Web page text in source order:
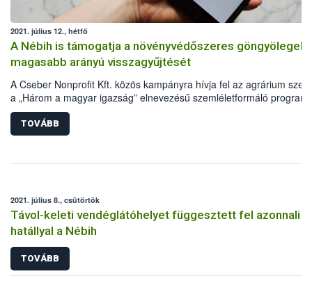
2021. július 12., hétfő
A Nébih is támogatja a növényvédőszeres göngyölegek
magasabb arányú visszagyűjtését
A Cseber Nonprofit Kft. közös kampányra hívja fel az agrárium
a „Három a magyar igazság” elnevezésű szemléletformáló program
részeként. A kezdeményezés lényege a szakszerűen megtisztított
növényvédőszeres műanyaggöngyölegek visszagyűjtése és
újrahasznosítása, melyet a Nébih is messzemenően támogat.
TOVÁBB
2021. július 8., csütörtök
Távol-keleti vendéglátóhelyet függesztett fel azonnali
hatállyal a Nébih
TOVÁBB